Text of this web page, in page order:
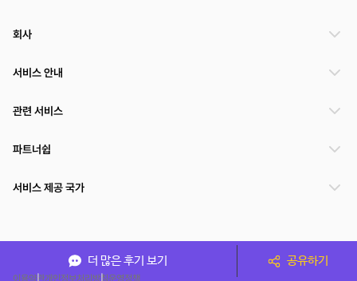
더 많은 후기 보기 공유하기
회사
서비스 안내
관련 서비스
파트너쉽
서비스 제공 국가
이용약관개인정보처리방침운영정책